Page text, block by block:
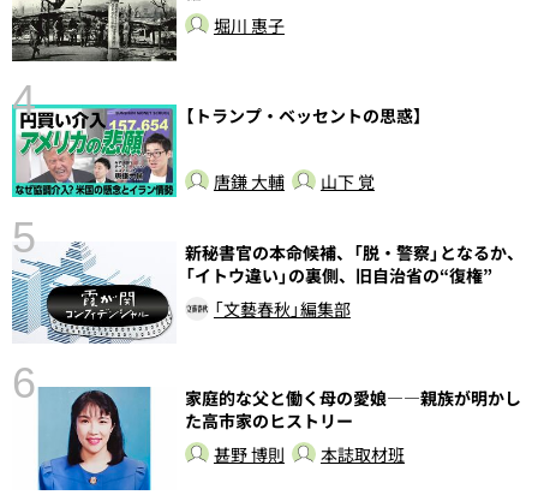
堀川 惠子
4 【トランプ・ベッセントの思惑】
唐鎌 大輔 山下 覚
5
新秘書官の本命候補、「脱・警察」となるか、
「イトウ違い」の裏側、旧自治省の“復権”
「文藝春秋」編集部
6
家庭的な父と働く母の愛娘――親族が明かし
た高市家のヒストリー
甚野 博則
本誌取材班